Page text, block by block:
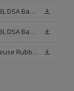
Fiche de données de sécurité Rubbol BL DSA Base N00
Fiche de données de sécurité Rubbol BL DSA Base W05
Documentation Laques en phase aqueuse Rubbol BL Velours